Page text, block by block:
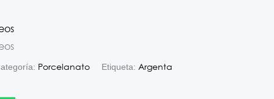
Porcelanato Etiqueta: Argenta